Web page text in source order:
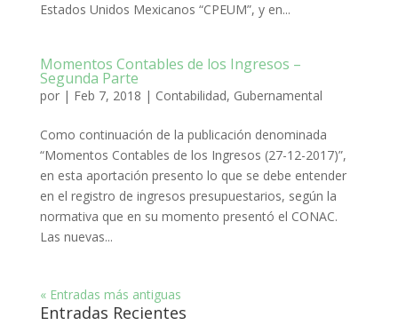
Estados Unidos Mexicanos “CPEUM”, y en...
Momentos Contables de los Ingresos –
Segunda Parte
por | Feb 7, 2018 | Contabilidad, Gubernamental
Como continuación de la publicación denominada
“Momentos Contables de los Ingresos (27-12-2017)”,
en esta aportación presento lo que se debe entender
en el registro de ingresos presupuestarios, según la
normativa que en su momento presentó el CONAC.
Las nuevas...
« Entradas más antiguas
Entradas Recientes